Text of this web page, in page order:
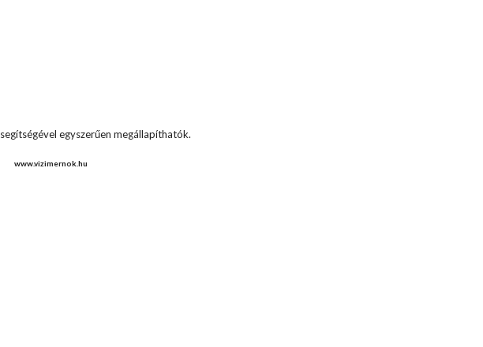
segítségével egyszerűen megállapíthatók.
www.vizimernok.hu